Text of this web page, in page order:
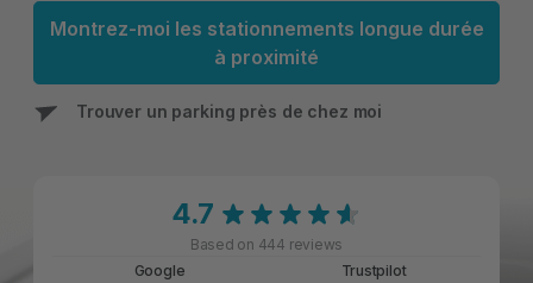
Montrez-moi les stationnements longue durée
à proximité
Trouver un parking près de chez moi
4.7
Based on 444 reviews
Google
Trustpilot